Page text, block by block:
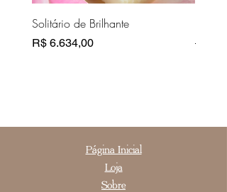
Solitário de Brilhante
Preço
R$ 6.634,00 Preço
R$
Página Inicial
Loja
Sobre